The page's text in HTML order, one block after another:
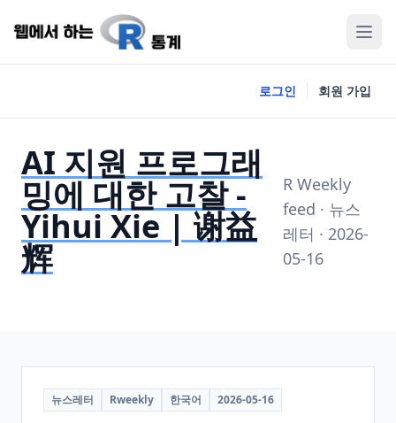
로그인 회원 가입
AI 지원 프로그래
밍에 대한 고찰 -
Yihui Xie | 谢益
辉
R Weekly
feed · 뉴스
레터 · 2026-
05-16
뉴스레터 Rweekly 한국어 2026-05-16